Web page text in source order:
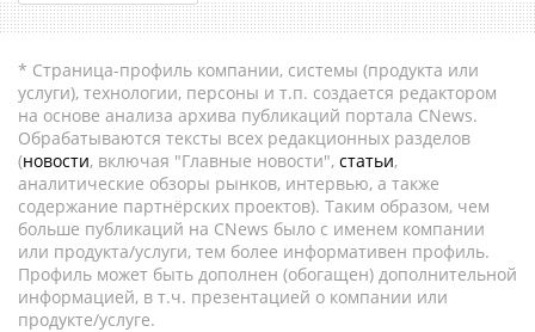
* Страница-профиль компании, системы (продукта или
услуги), технологии, персоны и т.п. создается редактором
на основе анализа архива публикаций портала CNews.
Обрабатываются тексты всех редакционных разделов
(новости, включая "Главные новости", статьи,
аналитические обзоры рынков, интервью, а также
содержание партнёрских проектов). Таким образом, чем
больше публикаций на CNews было с именем компании
или продукта/услуги, тем более информативен профиль.
Профиль может быть дополнен (обогащен) дополнительной
информацией, в т.ч. презентацией о компании или
продукте/услуге.